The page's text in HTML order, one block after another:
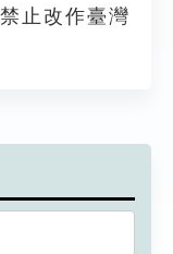
止改作臺灣